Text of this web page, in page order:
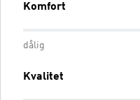
Komfort
dålig
Kvalitet